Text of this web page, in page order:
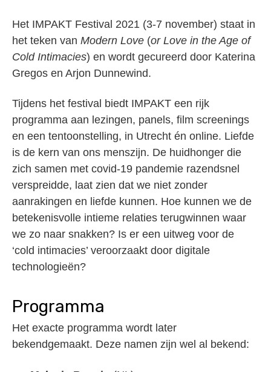
Het IMPAKT Festival 2021 (3-7 november) staat in
het teken van Modern Love (or Love in the Age of
Cold Intimacies) en wordt gecureerd door Katerina
Gregos en Arjon Dunnewind.
Tijdens het festival biedt IMPAKT een rijk
programma aan lezingen, panels, film screenings
en een tentoonstelling, in Utrecht én online. Liefde
is de kern van ons menszijn. De huidhonger die
zich samen met covid-19 pandemie razendsnel
verspreidde, laat zien dat we niet zonder
aanrakingen en liefde kunnen. Hoe kunnen we de
betekenisvolle intieme relaties terugwinnen waar
we zo naar snakken? Is er een uitweg voor de
‘cold intimacies’ veroorzaakt door digitale
technologieën?
Programma
Het exacte programma wordt later
bekendgemaakt. Deze namen zijn wel al bekend: